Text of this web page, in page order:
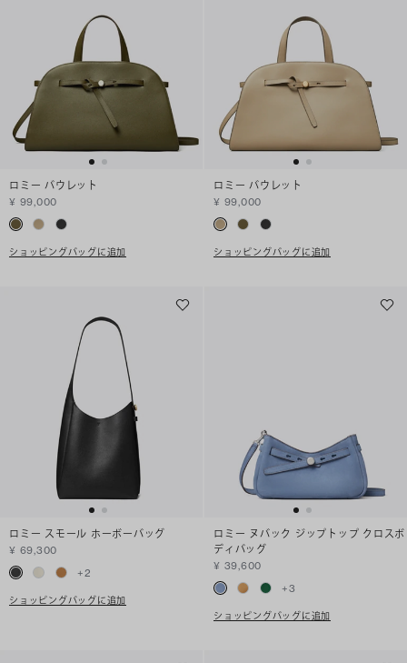
ロミー バウレット
¥ 99,000
ショッピングバッグに追加
ロミー バウレット
¥ 99,000
ショッピングバッグに追加
ロミー スモール ホーボーバッグ
¥ 69,300
+2
ショッピングバッグに追加
ロミー ヌバック ジップトップ クロスボ
ディバッグ
¥ 39,600
+3
ショッピングバッグに追加